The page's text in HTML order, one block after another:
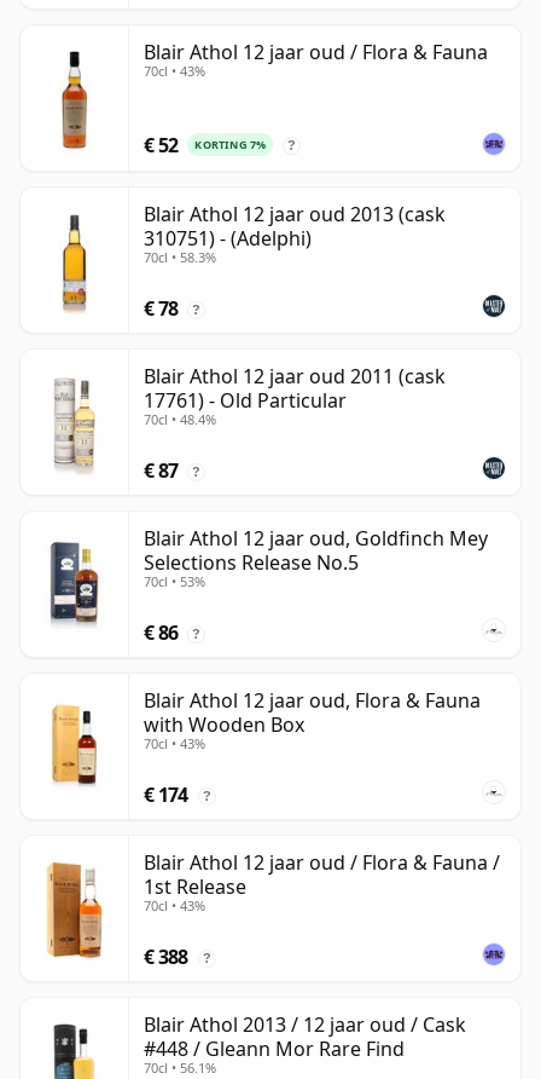
Blair Athol 12 jaar oud / Flora & Fauna
70cl • 43%
€ 52 KORTING 7% ?
Blair Athol 12 jaar oud 2013 (cask
310751) - (Adelphi)
70cl • 58.3%
€ 78 ?
Blair Athol 12 jaar oud 2011 (cask
17761) - Old Particular
70cl • 48.4%
€ 87 ?
Blair Athol 12 jaar oud, Goldfinch Mey
Selections Release No.5
70cl • 53%
€ 86 ?
Blair Athol 12 jaar oud, Flora & Fauna
with Wooden Box
70cl • 43%
€ 174 ?
Blair Athol 12 jaar oud / Flora & Fauna /
1st Release
70cl • 43%
€ 388 ?
Blair Athol 2013 / 12 jaar oud / Cask
#448 / Gleann Mor Rare Find
70cl • 56.1%